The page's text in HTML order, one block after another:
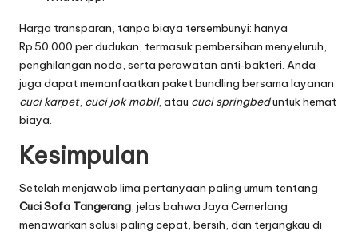
Harga transparan, tanpa biaya tersembunyi: hanya
Rp 50.000 per dudukan, termasuk pembersihan menyeluruh,
penghilangan noda, serta perawatan anti‑bakteri. Anda
juga dapat memanfaatkan paket bundling bersama layanan
cuci karpet, cuci jok mobil, atau cuci springbeduntuk hemat
biaya.
Kesimpulan
Setelah menjawab lima pertanyaan paling umum tentang
Cuci Sofa Tangerang, jelas bahwa Jaya Cemerlang
menawarkan solusi paling cepat, bersih, dan terjangkau di